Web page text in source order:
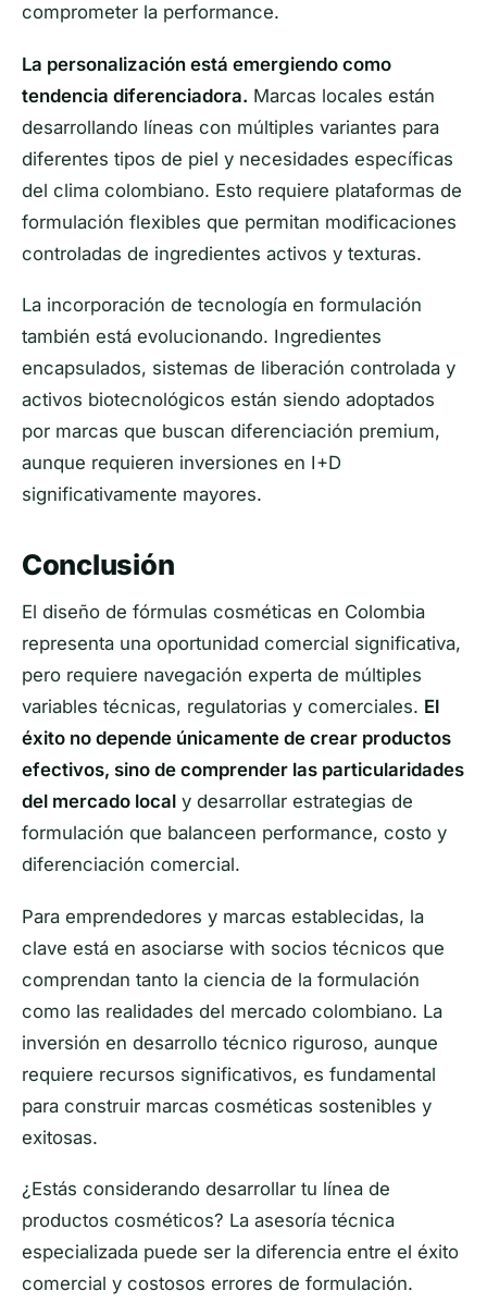
comprometer la performance.
La personalización está emergiendo como
tendencia diferenciadora. Marcas locales están
desarrollando líneas con múltiples variantes para
diferentes tipos de piel y necesidades específicas
del clima colombiano. Esto requiere plataformas de
formulación flexibles que permitan modificaciones
controladas de ingredientes activos y texturas.
La incorporación de tecnología en formulación
también está evolucionando. Ingredientes
encapsulados, sistemas de liberación controlada y
activos biotecnológicos están siendo adoptados
por marcas que buscan diferenciación premium,
aunque requieren inversiones en I+D
significativamente mayores.
Conclusión
El diseño de fórmulas cosméticas en Colombia
representa una oportunidad comercial significativa,
pero requiere navegación experta de múltiples
variables técnicas, regulatorias y comerciales. El
éxito no depende únicamente de crear productos
efectivos, sino de comprender las particularidades
del mercado local y desarrollar estrategias de
formulación que balanceen performance, costo y
diferenciación comercial.
Para emprendedores y marcas establecidas, la
clave está en asociarse with socios técnicos que
comprendan tanto la ciencia de la formulación
como las realidades del mercado colombiano. La
inversión en desarrollo técnico riguroso, aunque
requiere recursos significativos, es fundamental
para construir marcas cosméticas sostenibles y
exitosas.
¿Estás considerando desarrollar tu línea de
productos cosméticos? La asesoría técnica
especializada puede ser la diferencia entre el éxito
comercial y costosos errores de formulación.